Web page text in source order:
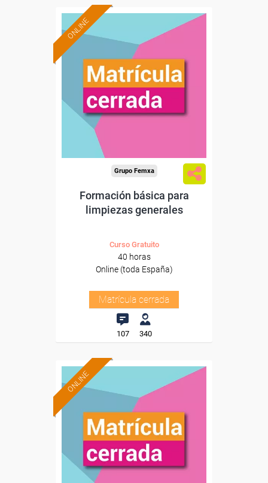
ONLINE
Grupo Femxa
Formación básica para
limpiezas generales
Curso Gratuito
40 horas
Online (toda España)
Matrícula cerrada
107 340
ONLINE